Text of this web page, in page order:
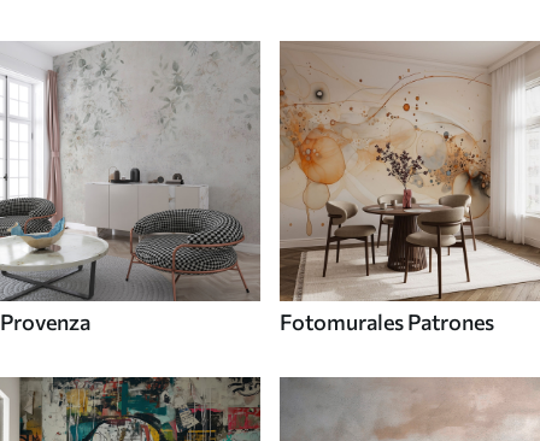
Provenza Fotomurales Patrones